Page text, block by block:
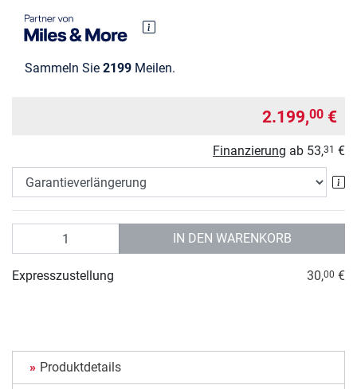
Sammeln Sie 2199 Meilen.
2.199,00 €
Finanzierung ab 53,31 €
IN DEN WARENKORB
Expresszustellung 30,00 €
Produktdetails